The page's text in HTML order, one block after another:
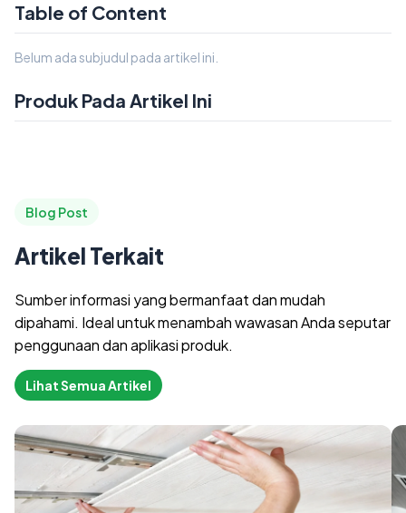
Table of Content
Belum ada subjudul pada artikel ini.
Produk Pada Artikel Ini
Blog Post
Artikel Terkait
Sumber informasi yang bermanfaat dan mudah
dipahami. Ideal untuk menambah wawasan Anda seputar
penggunaan dan aplikasi produk.
Lihat Semua Artikel